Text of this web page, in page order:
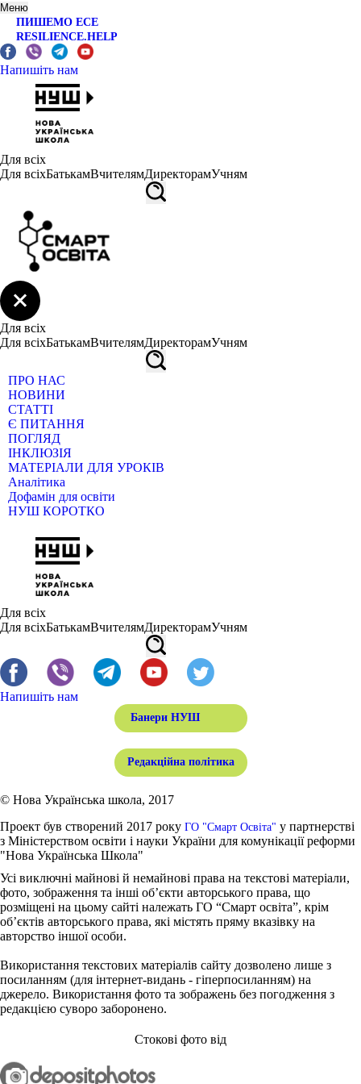
Меню
ПИШЕМО ЕСЕ
RESILIENCE.HELP
Напишіть нам
Для всіх
Для всіхБатькамВчителямДиректорамУчням
Для всіх
Для всіхБатькамВчителямДиректорамУчням
ПРО НАС
НОВИНИ
СТАТТІ
Є ПИТАННЯ
ПОГЛЯД
ІНКЛЮЗІЯ
МАТЕРІАЛИ ДЛЯ УРОКІВ
Аналітика
Дофамін для освіти
НУШ КОРОТКО
Для всіх
Для всіхБатькамВчителямДиректорамУчням
Напишіть нам
Банери НУШ
Редакційна політика
© Нова Українська школа, 2017
Проект був створений 2017 року ГО "Смарт Освіта" у партнерстві
з Міністерством освіти і науки України для комунікації реформи
"Нова Українська Школа"
Усі виключні майнові й немайнові права на текстові матеріали,
фото, зображення та інші об’єкти авторського права, що
розміщені на цьому сайті належать ГО “Смарт освіта”, крім
об’єктів авторського права, які містять пряму вказівку на
авторство іншої особи.
Використання текстових матеріалів сайту дозволено лише з
посиланням (для інтернет-видань - гіперпосиланням) на
джерело. Використання фото та зображень без погодження з
редакцією суворо заборонено.
Стокові фото від